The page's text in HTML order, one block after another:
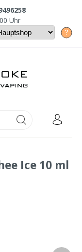
Uhr
?
Ice 10 ml